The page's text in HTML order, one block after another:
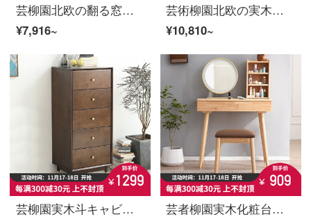
芸柳園北欧の翻る窓は化粧台の寝室を整えて現代で簡単で多機能の化粧テーブルの小さい戸型の実木のミニ化粧台の糖色の大きいサイズを整えます。
¥7,916~
芸術柳園北欧の実木の化粧台の寝室は現代で簡単です。
¥10,810~
芸柳園実木斗キャビネット引き出し式収納キャビネット現代シンプル【軽贅沢品】五斗キャビネット+黄銅アクセサリー
芸者柳園実木化粧台寝室北欧簡易化粧台赤い化粧箱LEDライト付き化粧台収納棚一体原木色セット【ベンチを持たない】